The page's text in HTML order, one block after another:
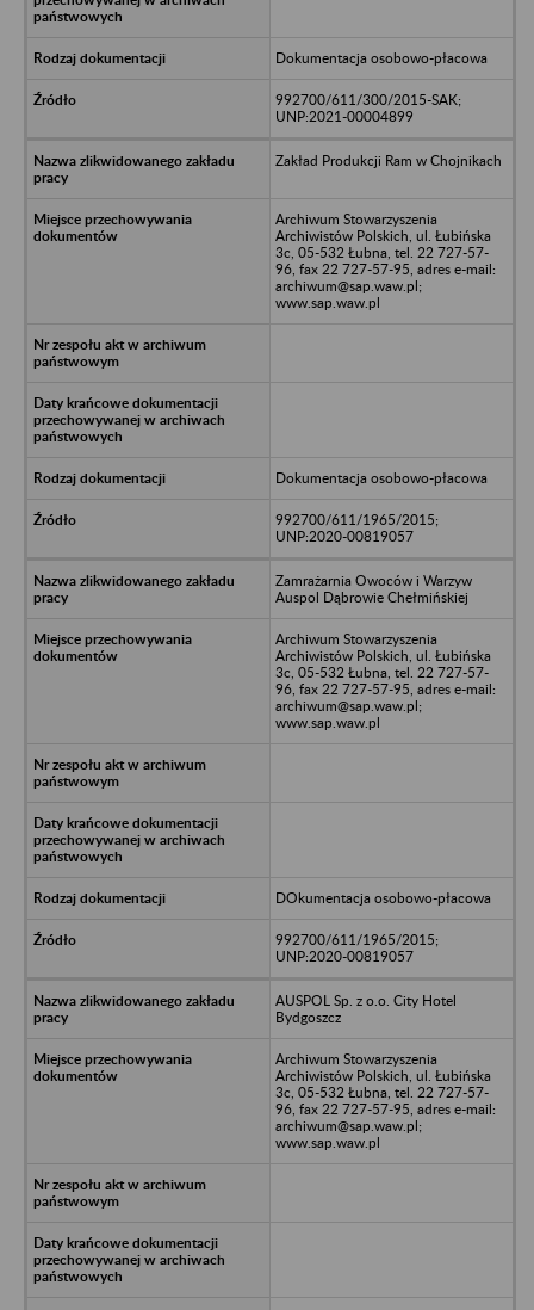
Dokumentacja osobowo-płacowa
992700/611/300/2015-SAK;
UNP:2021-00004899
Zakład Produkcji Ram w Chojnikach
Archiwum Stowarzyszenia
Archiwistów Polskich, ul. Łubińska
3c, 05-532 Łubna, tel. 22 727-57-
96, fax 22 727-57-95, adres e-mail:
archiwum@sap.waw.pl;
www.sap.waw.pl
Dokumentacja osobowo-płacowa
992700/611/1965/2015;
UNP:2020-00819057
Zamrażarnia Owoców i Warzyw
Auspol Dąbrowie Chełmińskiej
Archiwum Stowarzyszenia
Archiwistów Polskich, ul. Łubińska
3c, 05-532 Łubna, tel. 22 727-57-
96, fax 22 727-57-95, adres e-mail:
archiwum@sap.waw.pl;
www.sap.waw.pl
DOkumentacja osobowo-płacowa
992700/611/1965/2015;
UNP:2020-00819057
AUSPOL Sp. z o.o. City Hotel
Bydgoszcz
Archiwum Stowarzyszenia
Archiwistów Polskich, ul. Łubińska
3c, 05-532 Łubna, tel. 22 727-57-
96, fax 22 727-57-95, adres e-mail:
archiwum@sap.waw.pl;
www.sap.waw.pl